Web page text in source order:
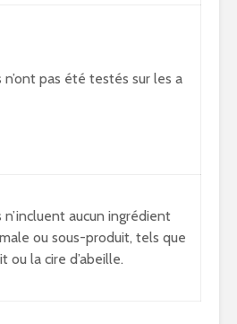
n’ont pas été testés sur les a
n’incluent aucun ingrédient
ou sous-produit, tels que
ou la cire d’abeille.